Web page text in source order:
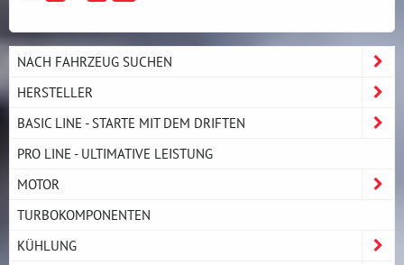
NACH FAHRZEUG SUCHEN
HERSTELLER
BASIC LINE - STARTE MIT DEM DRIFTEN
PRO LINE - ULTIMATIVE LEISTUNG
MOTOR
TURBOKOMPONENTEN
KÜHLUNG